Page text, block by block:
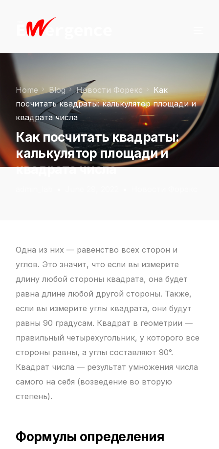
Home Blog Новости Форекс
Как
посчитать квадраты: калькулятор площади и
квадрата числа
Как посчитать квадраты:
калькулятор площади и
квадрата числа
Одна из них — равенство всех сторон и
углов. Это значит, что если вы измерите
длину любой стороны квадрата, она будет
равна длине любой другой стороны. Также,
если вы измерите углы квадрата, они будут
равны 90 градусам. Квадрат в геометрии —
правильный четырехугольник, у которого все
стороны равны, а углы составляют 90°.
Квадрат числа — результат умножения числа
самого на себя (возведение во вторую
степень).
Формулы определения